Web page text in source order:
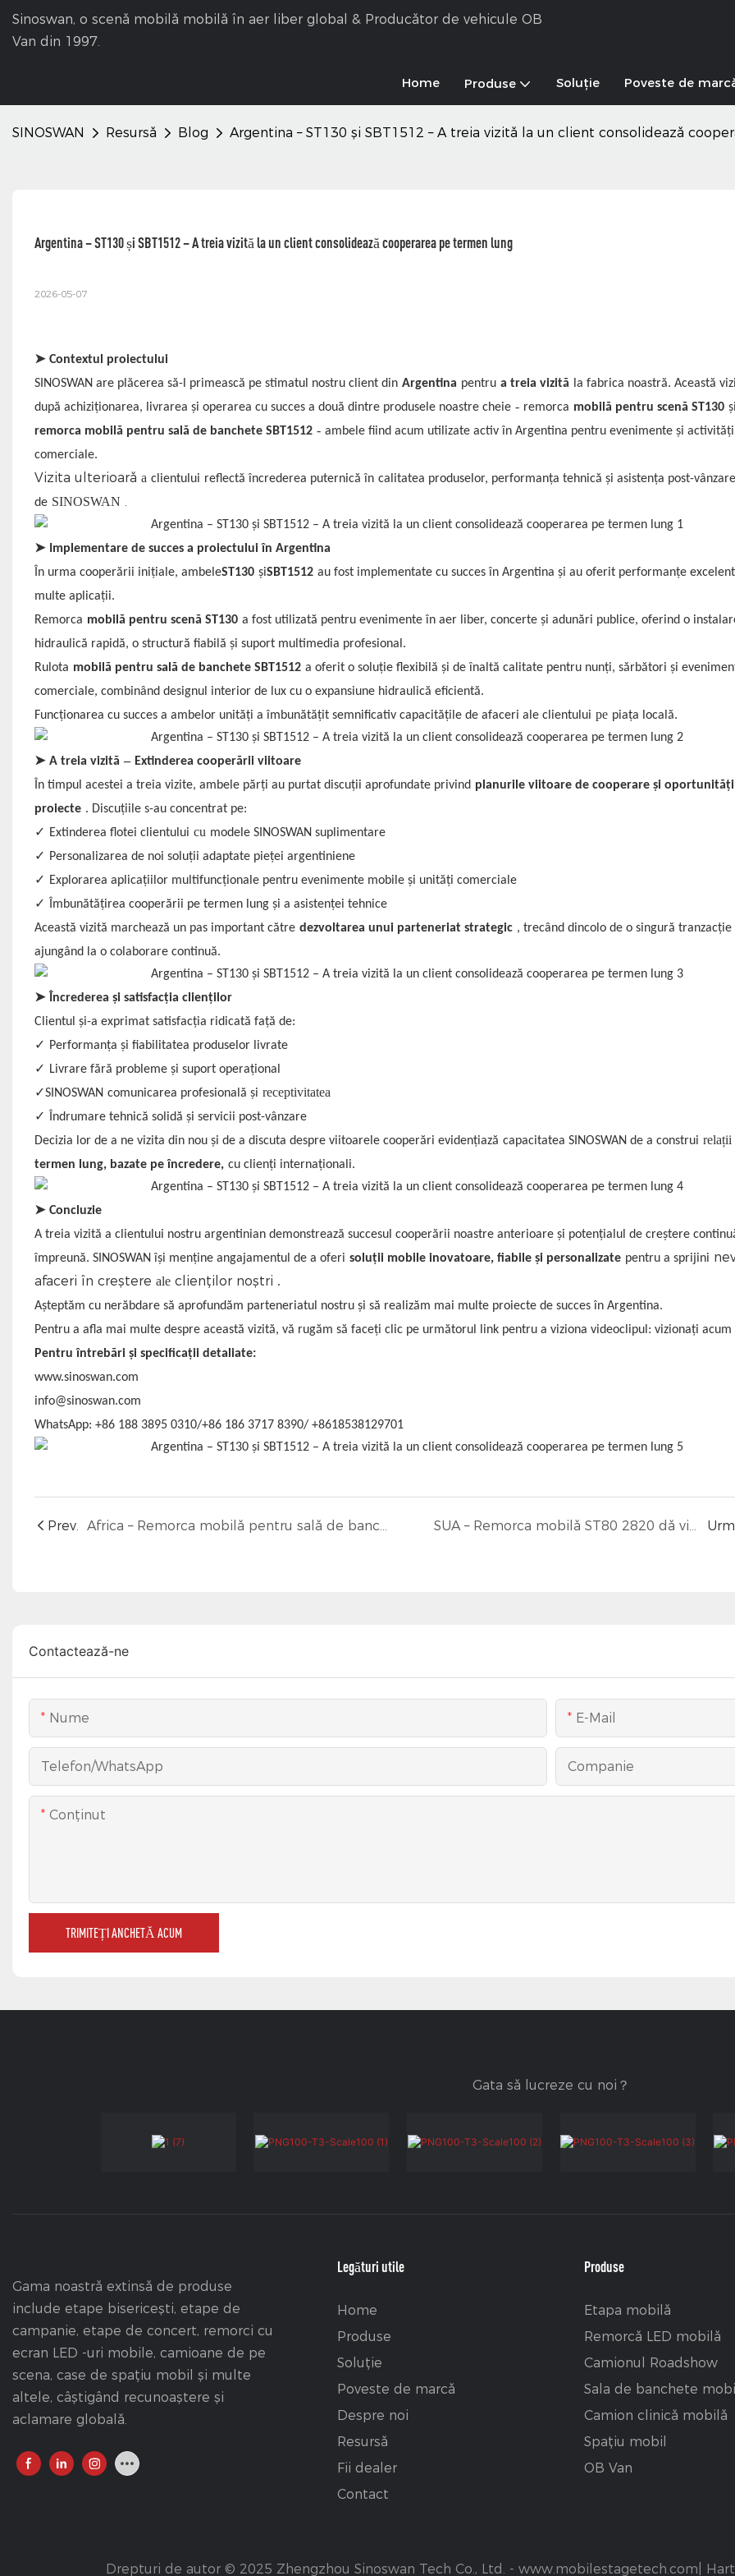
Sinoswan, o scenă mobilă mobilă în aer liber global & Producător de vehicule OB
Van din 1997.
Home Produse Soluţie Poveste de
SINOSWAN Resursă Blog Argentina – ST130 și SBT1512 – A treia vizită la un client consolidează
Argentina – ST130 și SBT1512 – A treia vizită la un client consolidează cooperarea pe termen lung
2026-05-07
➤ Contextul proiectului
SINOSWAN are plăcerea să-l primească pe stimatul nostru client din Argentina pentru a treia vizită
la fabrica noastră. Această
după achiziționarea, livrarea și operarea cu succes a două dintre produsele noastre cheie - remorca mobilă pentru scenă ST130 și
remorca mobilă pentru sală de banchete SBT1512 - ambele fiind acum utilizate activ în Argentina pentru evenimente și activități
comerciale.
Vizita ulterioară a clientului reflectă încrederea puternică în calitatea produselor, performanța tehnică și asistența post-
de SINOSWAN
➤
Implementare de succes a proiectului în Argentina
În urma cooperării inițiale, ambeleST130 şiSBT1512 au fost implementate cu succes în Argentina și au oferit performanțe
multe aplicații.
Remorca mobilă pentru scenă ST130 a fost utilizată pentru evenimente în aer liber, concerte și adunări publice, oferind o
hidraulică rapidă, o structură fiabilă și suport multimedia profesional.
Rulota mobilă pentru sală de banchete SBT1512 a oferit o soluție flexibilă și de înaltă calitate pentru nunți, sărbători și
comerciale, combinând designul interior de lux cu o expansiune hidraulică eficientă.
Funcționarea cu succes a ambelor unități a îmbunătățit semnificativ capacitățile de afaceri ale clientului pe piața locală.
➤ A treia vizită – Extinderea cooperării viitoare
În timpul acestei a treia vizite, ambele părți au purtat discuții aprofundate privind planurile viitoare de cooperare și
proiecte . Discuțiile s-au concentrat pe:
✓ Extinderea flotei clientului cu modele SINOSWAN suplimentare
✓ Personalizarea de noi soluții adaptate pieței argentiniene
✓ Explorarea aplicațiilor multifuncționale pentru evenimente mobile și unități comerciale
✓
Îmbunătățirea cooperării pe termen lung și a asistenței tehnice
Această vizită marchează un pas important către dezvoltarea unui parteneriat strategic , trecând dincolo de o singură tranzacție
ajungând la o colaborare continuă.
➤
Încrederea și satisfacția clienților
Clientul și-a exprimat satisfacția ridicată față de:
✓ Performanța și fiabilitatea produselor livrate
✓ Livrare fără probleme și suport operațional
✓SINOSWAN comunicarea profesională și receptivitatea
✓
Îndrumare tehnică solidă și servicii post-vânzare
Decizia lor de a ne vizita din nou și de a discuta despre viitoarele cooperări evidențiază capacitatea SINOSWAN de a construi relații
termen lung, bazate pe încredere, cu clienți internaționali.
➤ Concluzie
A treia vizită a clientului nostru argentinian demonstrează succesul cooperării noastre anterioare și potențialul de creștere
împreună. SINOSWAN își menține angajamentul de a oferi soluții mobile inovatoare, fiabile și personalizate pentru a sprijini
afaceri în creștere aleclienților noștri .
Așteptăm cu nerăbdare să aprofundăm parteneriatul nostru și să realizăm mai multe proiecte de succes în Argentina.
Pentru a afla mai multe despre această vizită, vă rugăm să faceți clic pe următorul link pentru a viziona videoclipul: vizionați acum
Pentru întrebări și specificații detaliate:
www.sinoswan.com
info@sinoswan.com
WhatsApp: +86 188 3895 0310/+86 186 3717 8390/ +8618538129701
Prev.
Contactează-ne
Nume E-Mail
Telefon/WhatsApp Companie
Conţinut
TRIMITEȚI ANCHETĂ ACUM
Gata să lucreze cu noi？
Gama noastră extinsă de produse
include etape bisericești, etape de
campanie, etape de concert, remorci cu
ecran LED -uri mobile, camioane de pe
scena, case de spațiu mobil și multe
altele, câștigând recunoaștere și
aclamare globală.
Legături utile
Home
Produse
Soluţie
Poveste de marcă
Despre noi
Resursă
Fii dealer
Contact
Produse
Etapa mobilă
Remorcă LED mobilă
Camionul Roadshow
Sala de banchete
Camion clinică mobilă
Spațiu mobil
OB Van
Drepturi de autor © 2025 Zhengzhou Sinoswan Tech Co., Ltd. - www.mobilestagetech.com